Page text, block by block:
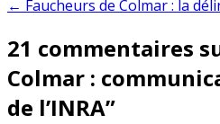
de
l’article
← Faucheurs de Colmar : la
21 commentaires
Colmar :
de l’INRA”